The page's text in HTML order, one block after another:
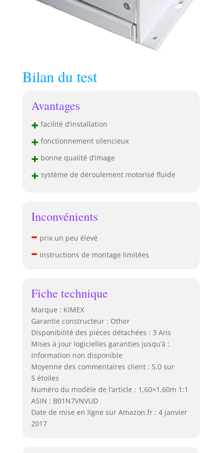
Bilan du test
Avantages
+ facilité d’installation
+ fonctionnement silencieux
+ bonne qualité d’image
+ système de déroulement motorisé fluide
Inconvénients
– prix un peu élevé
– instructions de montage limitées
Fiche technique
Marque : KIMEX
Garantie constructeur : Other
Disponibilité des pièces détachées : 3 Ans
Mises à jour logicielles garanties jusqu’à :
Information non disponible
Moyenne des commentaires client : 5,0 sur
5 étoiles
Numéro du modèle de l’article : 1,60×1,60m 1:1
ASIN : B01N7VNVUD
Date de mise en ligne sur Amazon.fr : 4 janvier
2017